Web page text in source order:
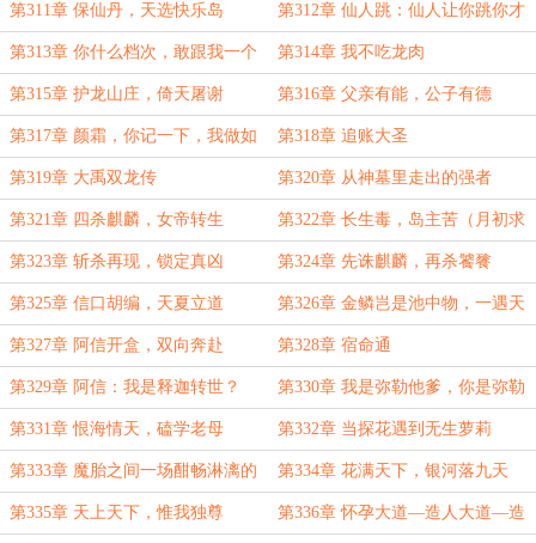
第311章 保仙丹，天选快乐岛 第312章 仙人跳：仙人让你跳你才
能跳
第313章 你什么档次，敢跟我一个
名字
第314章 我不吃龙肉
第315章 护龙山庄，倚天屠谢 第316章 父亲有能，公子有德
第317章 颜霜，你记一下，我做如
下部署调整
第318章 追账大圣
第319章 大禹双龙传 第320章 从神墓里走出的强者
第321章 四杀麒麟，女帝转生 第322章 长生毒，岛主苦（月初求
月票）
第323章 斩杀再现，锁定真凶 第324章 先诛麒麟，再杀饕餮
第325章 信口胡编，天夏立道 第326章 金鳞岂是池中物，一遇天
夏就化龙
第327章 阿信开盒，双向奔赴 第328章 宿命通
第329章 阿信：我是释迦转世？ 第330章 我是弥勒他爹，你是弥勒
他妈，那我们？
第331章 恨海情天，磕学老母 第332章 当探花遇到无生萝莉
第333章 魔胎之间一场酣畅淋漓的
大战，受伤的只有弥勒
第334章 花满天下，银河落九天
第335章 天上天下，惟我独尊 第336章 怀孕大道—造人大道—造